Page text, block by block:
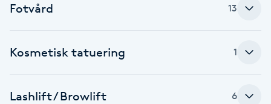
Frekvensterapi
Friskvård
Fotvård 13
Kosmetisk tatuering 1
Lashlift / Browlift 6